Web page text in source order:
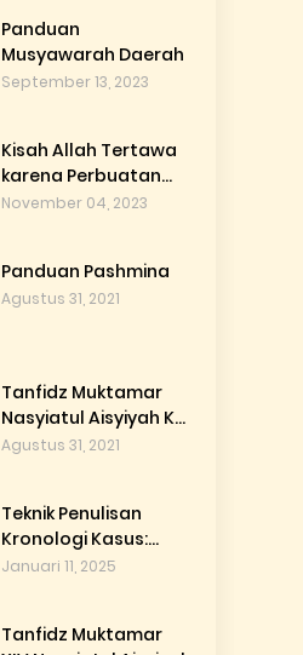
Panduan
Musyawarah Daerah
September 13, 2023
Kisah Allah Tertawa
karena Perbuatan
Ummu Sulaim di Ngaji
November 04, 2023
Panduan Pashmina
Agustus 31, 2021
Tanfidz Muktamar
Nasyiatul Aisyiyah Ke
XIII
Agustus 31, 2021
Teknik Penulisan
Kronologi Kasus:
Membekali Kader
Praktis
Januari 11, 2025
Tanfidz Muktamar